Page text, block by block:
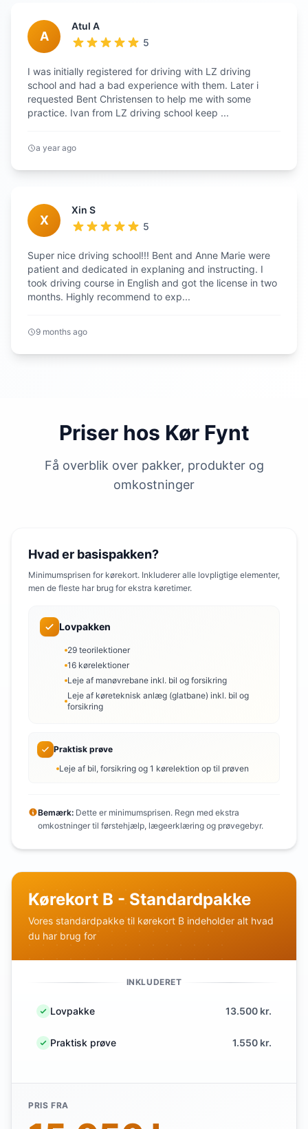
A
Atul A
5
I was initially registered for driving with LZ driving
school and had a bad experience with them. Later i
requested Bent Christensen to help me with some
practice. Ivan from LZ driving school keep ...
a year ago
X
Xin S
5
Super nice driving school!!! Bent and Anne Marie were
patient and dedicated in explaning and instructing. I
took driving course in English and got the license in two
months. Highly recommend to exp...
9 months ago
Priser hos Kør Fynt
Få overblik over pakker, produkter og
omkostninger
Hvad er basispakken?
Minimumsprisen for kørekort. Inkluderer alle lovpligtige elementer,
men de fleste har brug for ekstra køretimer.
Lovpakken
29 teorilektioner
16 kørelektioner
Leje af manøvrebane inkl. bil og forsikring
Leje af køreteknisk anlæg (glatbane) inkl. bil og
forsikring
Praktisk prøve
Leje af bil, forsikring og 1 kørelektion op til prøven
Bemærk: Dette er minimumsprisen. Regn med ekstra
omkostninger til førstehjælp, lægeerklæring og prøvegebyr.
Kørekort B - Standardpakke
Vores standardpakke til kørekort B indeholder alt hvad
du har brug for
INKLUDERET
Lovpakke 13.500 kr.
Praktisk prøve 1.550 kr.
PRIS FRA